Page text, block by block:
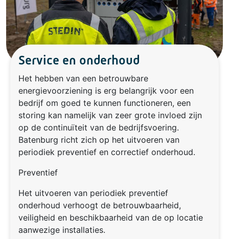
Service en onderhoud
Het hebben van een betrouwbare
energievoorziening is erg belangrijk voor een
bedrijf om goed te kunnen functioneren, een
storing kan namelijk van zeer grote invloed zijn
op de continuïteit van de bedrijfsvoering.
Batenburg richt zich op het uitvoeren van
periodiek preventief en correctief onderhoud.
Preventief
Het uitvoeren van periodiek preventief
onderhoud verhoogt de betrouwbaarheid,
veiligheid en beschikbaarheid van de op locatie
aanwezige installaties.